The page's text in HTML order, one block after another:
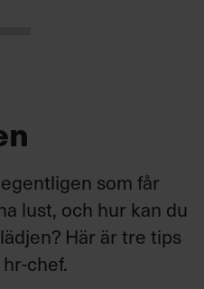
som får
lust, och hur kan du
Här är tre tips
chef.